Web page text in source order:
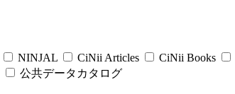
NINJAL CiNii Articles CiNii Books
公共データカタログ